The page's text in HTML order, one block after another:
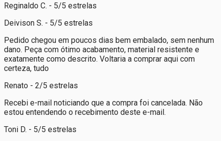
Reginaldo C. - 5/5 estrelas
Deivison S. - 5/5 estrelas
Pedido chegou em poucos dias bem embalado, sem nenhum
dano. Peça com ótimo acabamento, material resistente e
exatamente como descrito. Voltaria a comprar aqui com
certeza, tudo
Renato - 2/5 estrelas
Recebi e-mail noticiando que a compra foi cancelada. Não
estou entendendo o recebimento deste e-mail.
Toni D. - 5/5 estrelas